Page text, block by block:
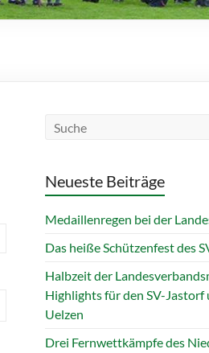
Neueste Beiträge
Medaillenregen bei der
Das heiße Schützenfest des
Halbzeit der
Highlights für den SV-Jastorf
Uelzen
Drei Fernwettkämpfe des